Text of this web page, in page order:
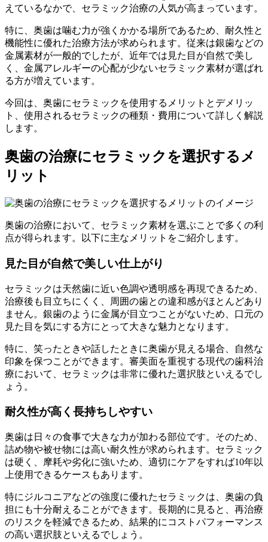
えているなかで、セラミック治療の人気が高まっています。
特に、奥歯は噛む力が強くかかる場所であるため、耐久性と
機能性に優れた治療方法が求められます。従来は銀歯などの
金属素材が一般的でしたが、近年では見た目が自然で美し
く、金属アレルギーの心配が少ないセラミック素材が選ばれ
る方が増えています。
今回は、奥歯にセラミックを使用するメリットとデメリッ
ト、使用されるセラミックの種類・費用について詳しく解説
します。
奥歯の治療にセラミックを選択するメ
リット
奥歯の治療において、セラミック素材を選ぶことで多くの利
点が得られます。以下に主なメリットをご紹介します。
見た目が自然で美しい仕上がり
セラミックは天然歯に近い色調や透明感を再現できるため、
治療後も目立ちにくく、周囲の歯との違和感がほとんどあり
ません。銀歯のように金属が目立つことがないため、口元の
見た目を気にする方にとって大きな魅力となります。
特に、笑ったときや話したときに奥歯が見える場合、自然な
印象を保つことができます。審美面を重視する現代の歯科治
療において、セラミックは非常に優れた選択肢といえるでし
ょう。
耐久性が高く長持ちしやすい
奥歯は日々の食事で大きな力が加わる部位です。そのため、
詰め物や被せ物には高い耐久性が求められます。セラミック
は硬く、摩耗や劣化に強いため、適切にケアをすれば10年以
上使用できるケースもあります。
特にジルコニアなどの強度に優れたセラミックは、奥歯の負
担にも十分耐えることができます。長期的に見ると、再治療
のリスクを軽減できるため、結果的にコストパフォーマンス
の高い選択肢といえるでしょう。